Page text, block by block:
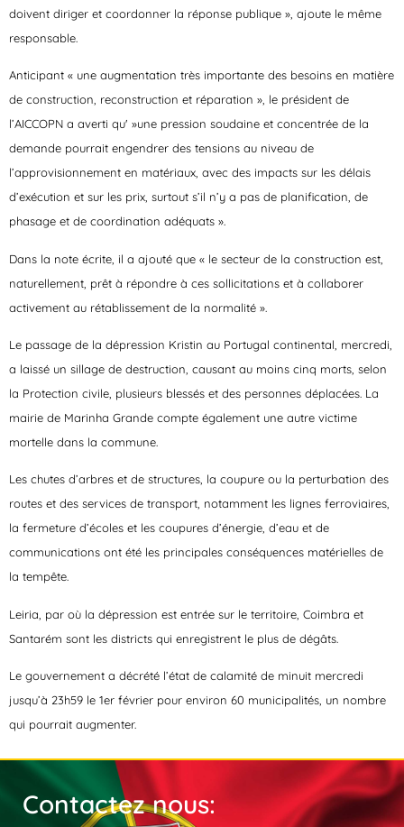
doivent diriger et coordonner la réponse publique », ajoute le même
responsable.
Anticipant « une augmentation très importante des besoins en matière
de construction, reconstruction et réparation », le président de
l’AICCOPN a averti qu' »une pression soudaine et concentrée de la
demande pourrait engendrer des tensions au niveau de
l’approvisionnement en matériaux, avec des impacts sur les délais
d’exécution et sur les prix, surtout s’il n’y a pas de planification, de
phasage et de coordination adéquats ».
Dans la note écrite, il a ajouté que « le secteur de la construction est,
naturellement, prêt à répondre à ces sollicitations et à collaborer
activement au rétablissement de la normalité ».
Le passage de la dépression Kristin au Portugal continental, mercredi,
a laissé un sillage de destruction, causant au moins cinq morts, selon
la Protection civile, plusieurs blessés et des personnes déplacées. La
mairie de Marinha Grande compte également une autre victime
mortelle dans la commune.
Les chutes d’arbres et de structures, la coupure ou la perturbation des
routes et des services de transport, notamment les lignes ferroviaires,
la fermeture d’écoles et les coupures d’énergie, d’eau et de
communications ont été les principales conséquences matérielles de
la tempête.
Leiria, par où la dépression est entrée sur le territoire, Coimbra et
Santarém sont les districts qui enregistrent le plus de dégâts.
Le gouvernement a décrété l’état de calamité de minuit mercredi
jusqu’à 23h59 le 1er février pour environ 60 municipalités, un nombre
qui pourrait augmenter.
Contactez nous: